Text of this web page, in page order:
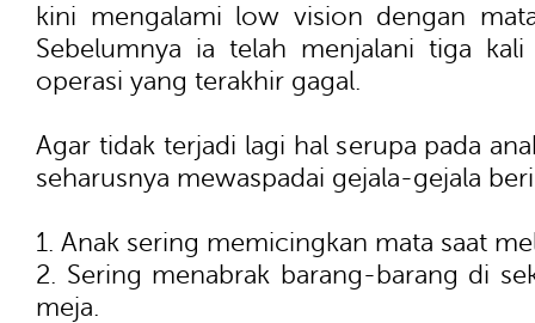
kini mengalami low vision dengan
Sebelumnya ia telah menjalani tiga
operasi yang terakhir gagal.
Agar tidak terjadi lagi hal serupa pada
seharusnya mewaspadai gejala-gejala
1. Anak sering memicingkan mata saat
2. Sering menabrak barang-barang di
meja.